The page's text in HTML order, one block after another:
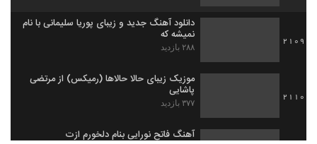
2109
دانلود آهنگ جدید و زیبای پوریا سلیمانی با نام
نمیشه که
۲۸۸ بازدید
2110
موزیک زیبای حالا حالاها (رمیکس) از مرتضی
پاشایی
۳۷۷ بازدید
آهنگ فاتح نورایی بنام دلخورم ازت